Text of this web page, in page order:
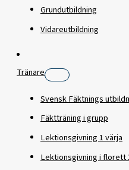
Grundutbildning
Vidareutbildning
Tränare
Svensk Fäktnings
Fäktträning i grupp
Lektionsgivning 1 värja
Lektionsgivning i florett